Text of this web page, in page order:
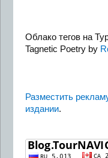
Облако тегов на
Tagnetic Poetry by
Разместить
издании.